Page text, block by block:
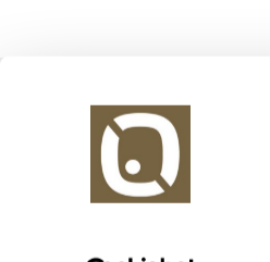
Korunní 972/75
130 00 Praha 3
tel.: +420 800 10 10
E-mail: